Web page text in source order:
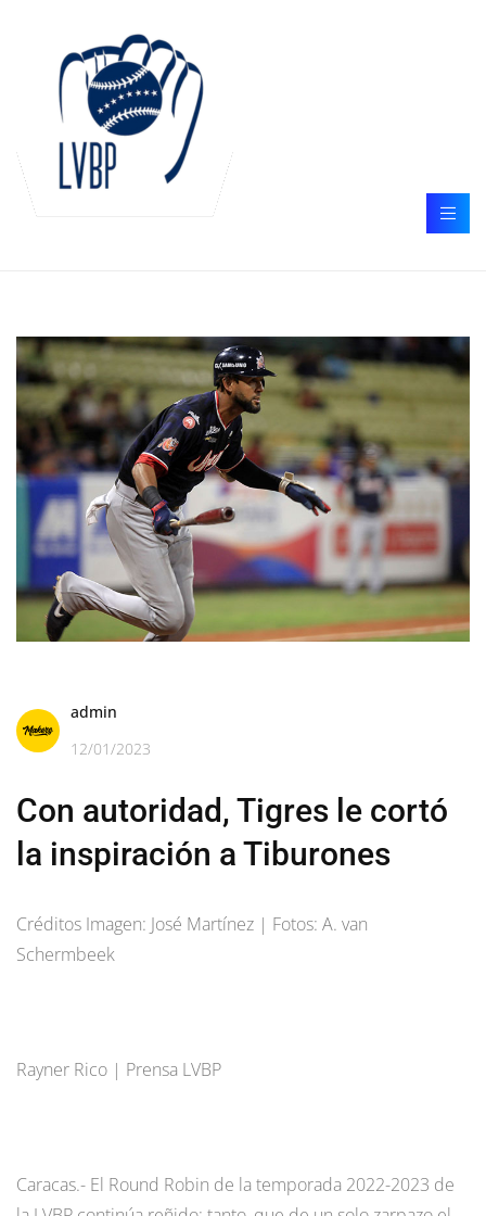
admin
12/01/2023
Con autoridad, Tigres le cortó
la inspiración a Tiburones
Créditos Imagen: José Martínez | Fotos: A. van
Schermbeek
Rayner Rico | Prensa LVBP
Caracas.- El Round Robin de la temporada 2022-2023 de